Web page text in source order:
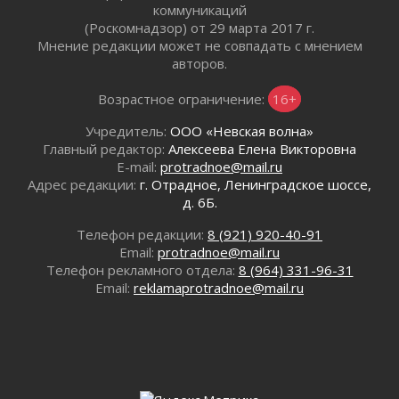
Ленобласть внедрила передовую подготовку
операторов БПЛА
В Ивангороде появилась «Избушка-
02 августа 2026
Юхла, мука, кантеле и Водяной
Лето катится с горки
В Ленобласти открылась экспозиция к 150-
летию Билибина
01 августа 2026
Лето без гаджетов
Безмолвный крик о помощи
коммуникаций
(Роскомнадзор) от 29 марта 2017 г.
Мнение редакции может не совпадать с мнением
авторов.
Возрастное ограничение: 16+
Учредитель: ООО «Невская волна»
Главный редактор: Алексеева Елена Викторовна
E-mail: protradnoe@mail.ru
Адрес редакции: г. Отрадное, Ленинградское шоссе,
д. 6Б.
Телефон редакции: 8 (921) 920-40-91
Email: protradnoe@mail.ru
Телефон рекламного отдела: 8 (964) 331-96-31
Email: reklamaprotradnoe@mail.ru